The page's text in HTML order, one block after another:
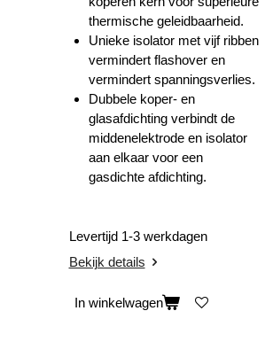
thermische geleidbaarheid.
Unieke isolator met vijf ribben
vermindert flashover en
vermindert spanningsverlies.
Dubbele koper- en
glasafdichting verbindt de
middenelektrode en isolator
aan elkaar voor een
gasdichte afdichting.
Levertijd 1-3 werkdagen
Bekijk details
In winkelwagen